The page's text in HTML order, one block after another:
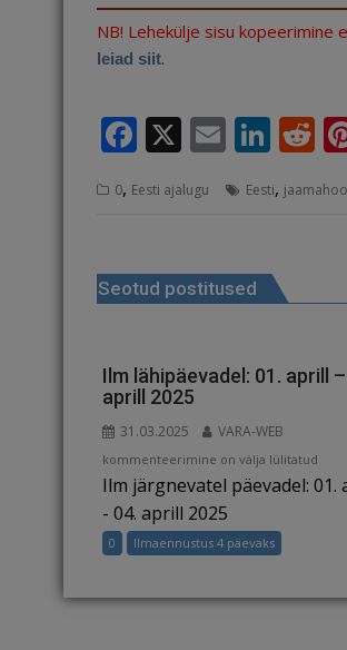
NB! Lehekülje sisu kopeerimine
leiad siit.
F
c
b
o
k
X E
ai
Li
k
dI
n
R
d
0, Eesti ajalugu Eesti,
Seotud postitused
Ilm lähipäevadel: 01. aprill
aprill 2025
31.03.2025 VARA-WEB
Ilm
lähipäevadel:
01.
aprill
–
aprill
kommenteerimine on välja lülitatud
Ilm järgnevatel päevadel: 01.
- 04. aprill 2025
0 Ilmaennustus 4 päevaks